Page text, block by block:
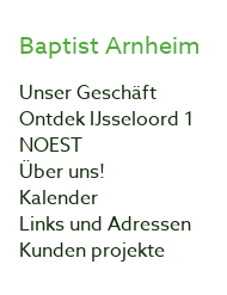
Baptist Arnheim
Unser Geschäft
Ontdek IJsseloord 1
NOEST
Über uns!
Kalender
Links und Adressen
Kunden projekte